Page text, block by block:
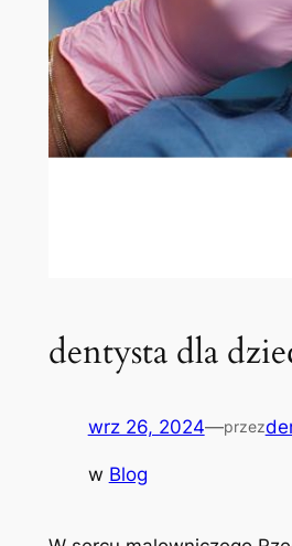
dentysta dla
wrz 26, 2024—przez
w Blog